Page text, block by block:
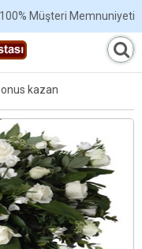
100% Müşteri Memnuniyeti
kazan